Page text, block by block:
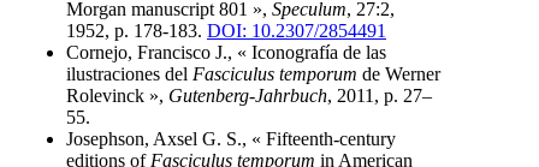
Morgan manuscript 801 », Speculum, 27:2,
1952, p. 178-183. DOI: 10.2307/2854491
Cornejo, Francisco J., « Iconografía de las
ilustraciones del Fasciculus temporum de Werner
Rolevinck », Gutenberg-Jahrbuch, 2011, p. 27–
55.
Josephson, Axsel G. S., « Fifteenth-century
editions of Fasciculus temporum in American